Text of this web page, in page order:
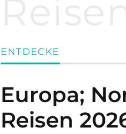
ENTDECKE
Europa;
Reisen